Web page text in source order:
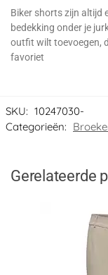
Biker shorts zijn altijd
bedekking onder je
outfit wilt toevoegen,
favoriet
SKU: 10247030-
Categorieën:
Gerelateerde